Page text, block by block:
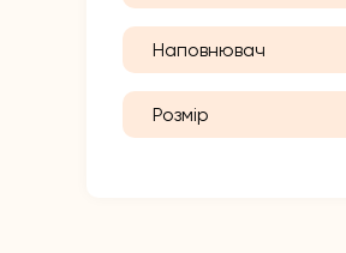
Наповнювач
Розмір